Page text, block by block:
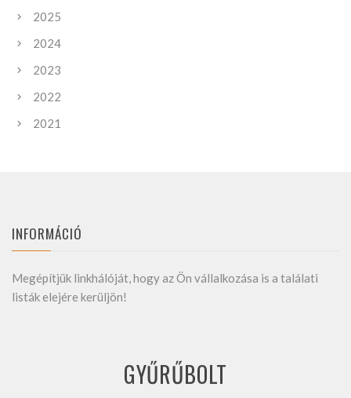
2025
2024
2023
2022
2021
INFORMÁCIÓ
Megépítjük linkhálóját, hogy az Ön vállalkozása is a találati
listák elejére kerüljön!
GYŰRŰBOLT